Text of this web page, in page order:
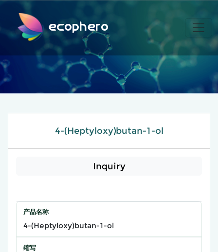
ecophero
4-(Heptyloxy)butan-1-ol
Inquiry
产品名称
4-(Heptyloxy)butan-1-ol
缩写